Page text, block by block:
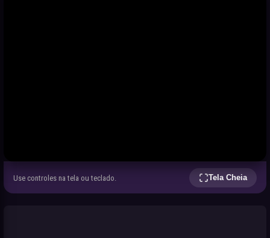
Use controles na tela ou teclado. Tela Cheia